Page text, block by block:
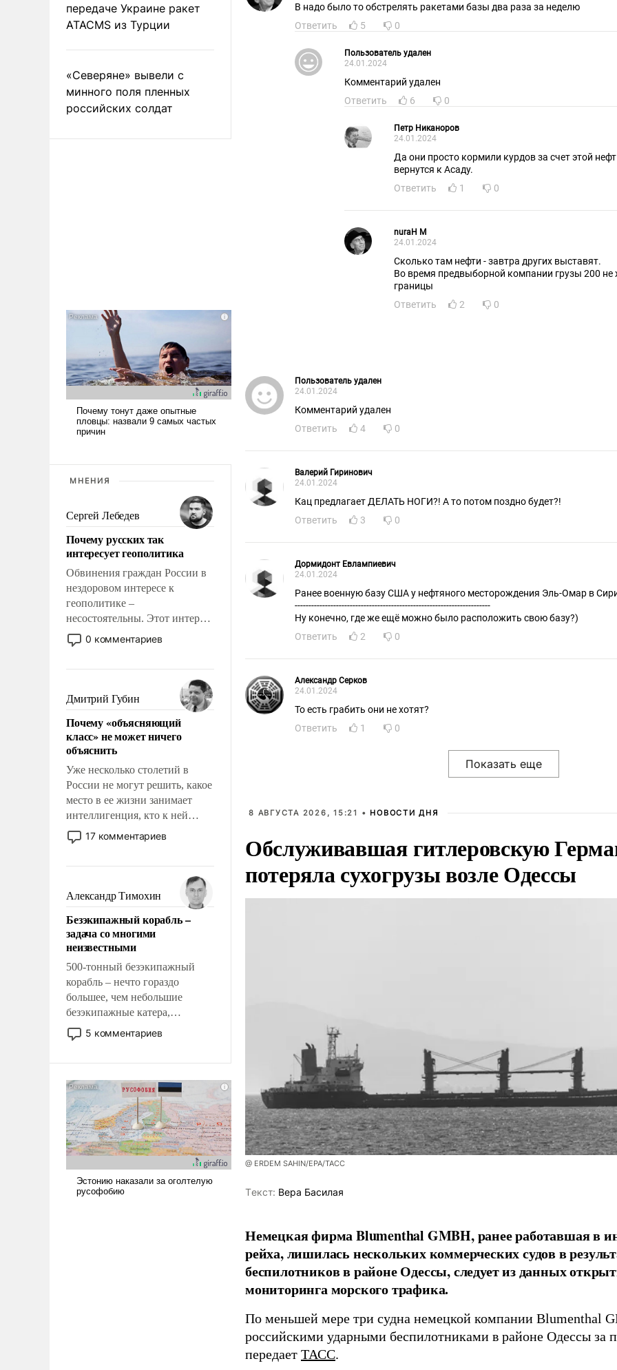
передаче Украине ракет
ATACMS из Турции
«Северяне» вывели с
минного поля пленных
российских солдат
МНЕНИЯ
Сергей Лебедев
Почему русских так
интересует геополитика
Обвинения граждан России в
нездоровом интересе к
геополитике –
несостоятельны. Этот интерес
рационален и прагматичен. Он
обусловлен тысячелетним
фундаментальным знанием,
что мировая политика имеет
свойство заявляться на порог
нашего дома.
0 комментариев
Дмитрий Губин
Почему «объясняющий
класс» не может ничего
объяснить
Уже несколько столетий в
России не могут решить, какое
место в ее жизни занимает
интеллигенция, кто к ней
принадлежит, а кого из нее
исключили с правом
чем она отличается от просто
образованных людей. Иногда
казалось, что эти вопросы
решены раз и навсегда, но –
нет, не решены.
17 комментариев
Александр Тимохин
Безэкипажный корабль –
задача со многими
неизвестными
500-тонный безэкипажный
корабль – нечто гораздо
большее, чем небольшие
безэкипажные катера,
применение которых уже
стало обыденностью. Задача по
и ее реализация радикально
поднимет наши боевые
возможности.
5 комментариев
В надо было то обстрелять ракетами базы два раза за неделю
Ответить
5 0
Пользователь удален
24.01.2024
Комментарий удален
Ответить
6 0
Петр Никаноров
24.01.2024
Да они просто кормили курдов за счет этой
вернутся к Асаду.
Ответить
1 0
nuraH M
24.01.2024
Сколько там нефти - завтра других выставят.
Во время предвыборной компании грузы 200 не
границы
Ответить
2 0
Пользователь удален
24.01.2024
Комментарий удален
Ответить
4 0
Валерий Гиринович
24.01.2024
Кац предлагает ДЕЛАТЬ НОГИ?! А то потом поздно будет?!
Ответить
3 0
Дормидонт Евлампиевич
24.01.2024
Ранее военную базу США у нефтяного месторождения Эль-Омар в
-----------------------------------------------------------------------
Ну конечно, где же ещё можно было расположить свою базу?)
Ответить
2 0
Александр Серков
24.01.2024
То есть грабить они не хотят?
Ответить
1 0
8 АВГУСТА 2026, 15:21 • НОВОСТИ ДНЯ
Обслуживавшая гитлеровскую
потеряла сухогрузы возле Одессы
@ ERDEM SAHIN/EPA/ТАСС
Tекст: Вера Басилая
Немецкая фирма Blumenthal GMBH, ранее работавшая в
рейха, лишилась нескольких коммерческих судов в
беспилотников в районе Одессы, следует из данных
мониторинга морского трафика.
По меньшей мере три судна немецкой компании Blumenthal
российскими ударными беспилотниками в районе Одессы за
передает ТАСС.